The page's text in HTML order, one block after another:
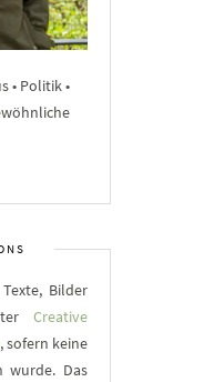
• Politik •
Bilder
Creative
, sofern keine
wurde. Das